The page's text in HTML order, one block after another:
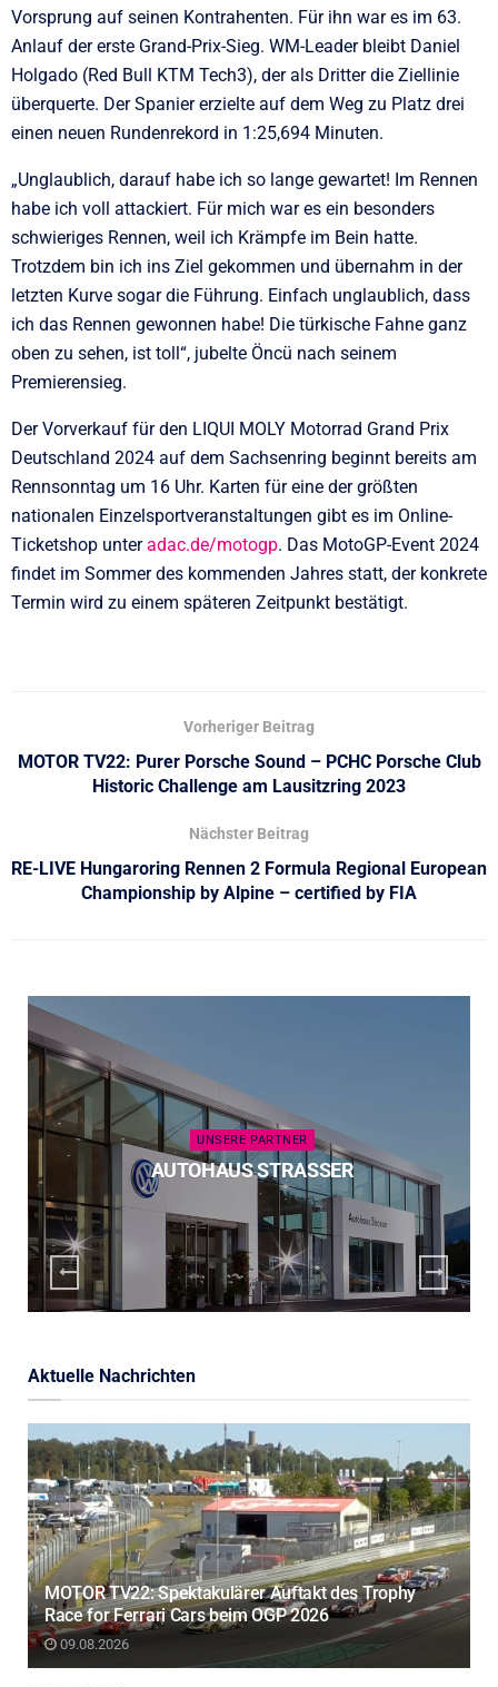
Vorsprung auf seinen Kontrahenten. Für ihn war es im 63.
Anlauf der erste Grand-Prix-Sieg. WM-Leader bleibt Daniel
Holgado (Red Bull KTM Tech3), der als Dritter die Ziellinie
überquerte. Der Spanier erzielte auf dem Weg zu Platz drei
einen neuen Rundenrekord in 1:25,694 Minuten.
„Unglaublich, darauf habe ich so lange gewartet! Im Rennen
habe ich voll attackiert. Für mich war es ein besonders
schwieriges Rennen, weil ich Krämpfe im Bein hatte.
Trotzdem bin ich ins Ziel gekommen und übernahm in der
letzten Kurve sogar die Führung. Einfach unglaublich, dass
ich das Rennen gewonnen habe! Die türkische Fahne ganz
oben zu sehen, ist toll“, jubelte Öncü nach seinem
Premierensieg.
Der Vorverkauf für den LIQUI MOLY Motorrad Grand Prix
Deutschland 2024 auf dem Sachsenring beginnt bereits am
Rennsonntag um 16 Uhr. Karten für eine der größten
nationalen Einzelsportveranstaltungen gibt es im Online-
Ticketshop unteradac.de/motogp. Das MotoGP-Event 2024
findet im Sommer des kommenden Jahres statt, der konkrete
Termin wird zu einem späteren Zeitpunkt bestätigt.
Vorheriger Beitrag
MOTOR TV22: Purer Porsche Sound – PCHC Porsche Club
Historic Challenge am Lausitzring 2023
Nächster Beitrag
RE-LIVE Hungaroring Rennen 2 Formula Regional European
Championship by Alpine – certified by FIA
UNSERE PARTNER
AUTOHAUS STRASSER
Aktuelle Nachrichten
MOTOR TV22: Spektakulärer Auftakt des Trophy
Race for Ferrari Cars beim OGP 2026
09.08.2026